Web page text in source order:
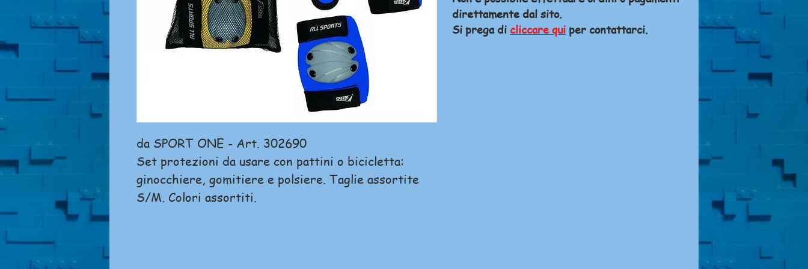
da SPORT ONE - Art. 302690
Set protezioni da usare con pattini o bicicletta:
ginocchiere, gomitiere e polsiere. Taglie assortite
S/M. Colori assortiti.
direttamente dal sito.
Si prega di cliccare qui per contattarci.